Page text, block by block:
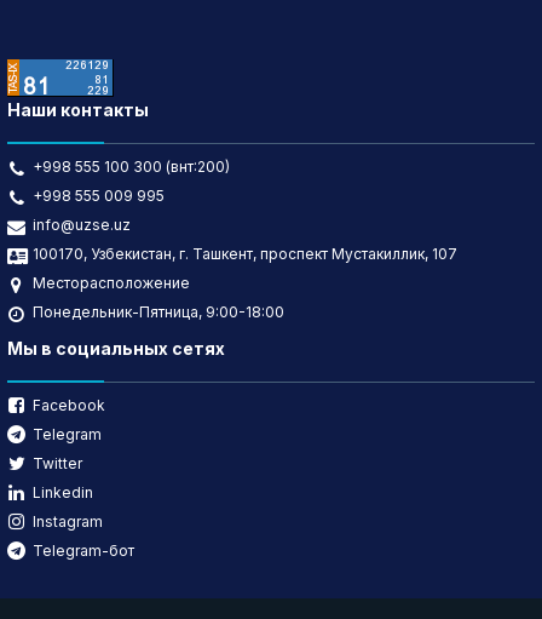
Наши контакты
+998 555 100 300 (внт:200)
+998 555 009 995
info@uzse.uz
100170, Узбекистан, г. Ташкент, проспект Мустакиллик, 107
Месторасположение
Понедельник-Пятница, 9:00-18:00
Мы в социальных сетях
Facebook
Telegram
Twitter
Linkedin
Instagram
Telegram-бот